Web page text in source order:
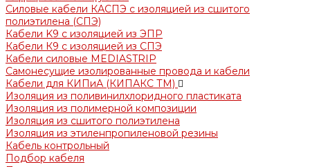
Силовые кабели КАСПЭ с изоляцией из сшитого
полиэтилена (СПЭ)
Кабели K9 с изоляцией из ЭПР
Кабели К9 с изоляцией из СПЭ
Кабели силовые MEDIASTRIP
Самонесущие изолированные провода и кабели
Кабели для КИПиА (КИПАКС ТМ)
Изоляция из поливинилхлоридного пластиката
Изоляция из полимерной композиции
Изоляция из сшитого полиэтилена
Изоляция из этиленпропиленовой резины
Кабель контрольный
Подбор кабеля